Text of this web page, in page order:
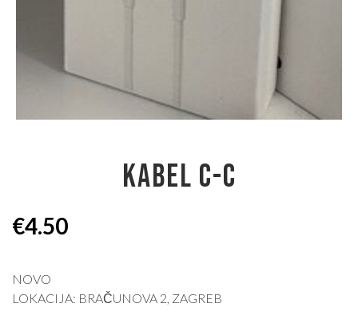
KABEL C-C
€4.50
NOVO
LOKACIJA: BRAČUNOVA 2, ZAGREB